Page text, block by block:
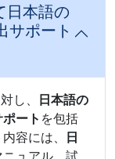
日本語の
サポート
し、 日本語の
ート を包括
容には、 日